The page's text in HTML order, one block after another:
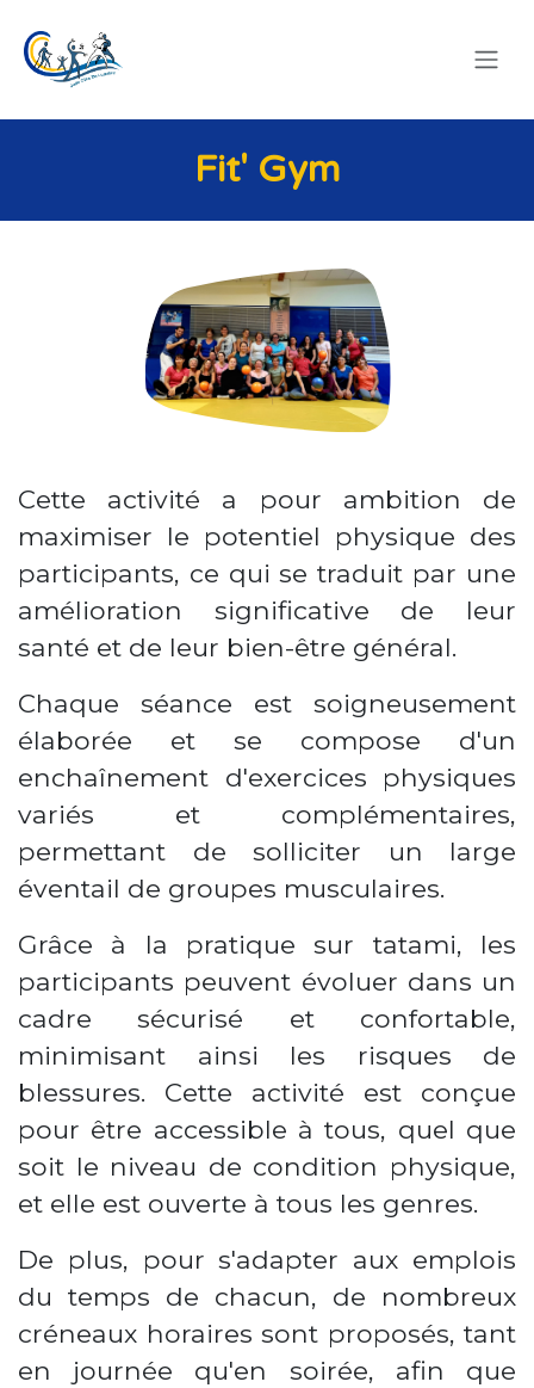
Fit' Gym
Cette activité a pour ambition de
maximiser le potentiel physique des
participants, ce qui se traduit par une
amélioration significative de leur
santé et de leur bien-être général.
Chaque séance est soigneusement
élaborée et se compose d'un
enchaînement d'exercices physiques
variés et complémentaires,
permettant de solliciter un large
éventail de groupes musculaires.
Grâce à la pratique sur tatami, les
participants peuvent évoluer dans un
cadre sécurisé et confortable,
minimisant ainsi les risques de
blessures. Cette activité est conçue
pour être accessible à tous, quel que
soit le niveau de condition physique,
et elle est ouverte à tous les genres.
De plus, pour s'adapter aux emplois
du temps de chacun, de nombreux
créneaux horaires sont proposés, tant
en journée qu'en soirée, afin que